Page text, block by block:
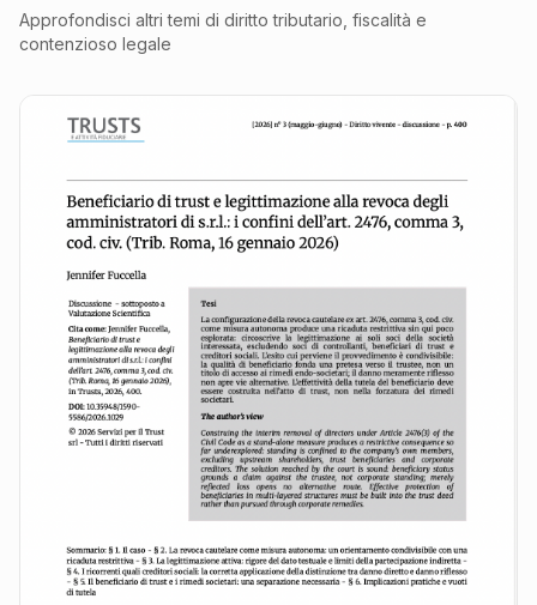
Approfondisci altri temi di diritto tributario, fiscalità e
contenzioso legale